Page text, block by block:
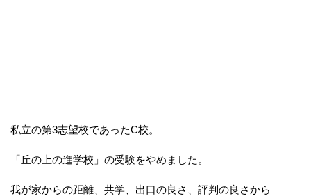
私立の第3志望校であったC校。
「丘の上の進学校」の受験をやめました。
我が家からの距離、共学、出口の良さ、評判の良さから